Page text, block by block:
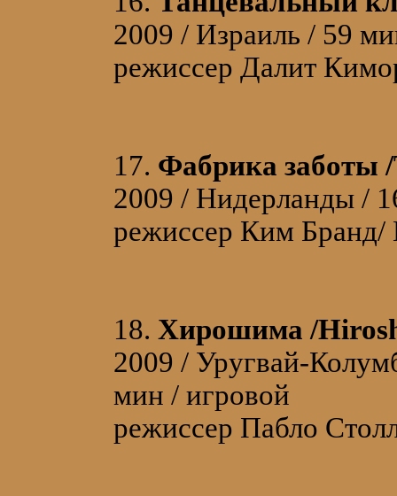
2009 / Израиль / 59
режиссер Далит
17. Фабрика заботы
2009 / Нидерланды /
режиссер Ким Бранд/
18. Хирошима /
2009 / Уругвай-
мин / игровой
режиссер Пабло